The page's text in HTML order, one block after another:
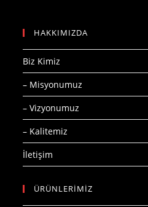
HAKKIMIZDA
Biz Kimiz
– Misyonumuz
– Vizyonumuz
– Kalitemiz
İletişim
ÜRÜNLERİMİZ